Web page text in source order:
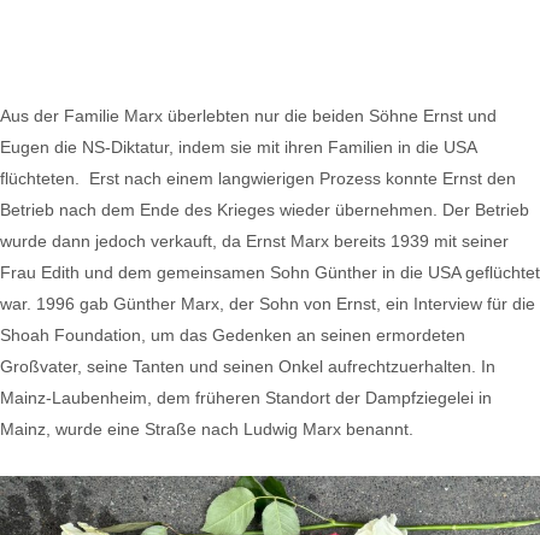
Aus der Familie Marx überlebten nur die beiden Söhne Ernst und
Eugen die NS-Diktatur, indem sie mit ihren Familien in die USA
flüchteten. Erst nach einem langwierigen Prozess konnte Ernst den
Betrieb nach dem Ende des Krieges wieder übernehmen. Der Betrieb
wurde dann jedoch verkauft, da Ernst Marx bereits 1939 mit seiner
Frau Edith und dem gemeinsamen Sohn Günther in die USA geflüchtet
war. 1996 gab Günther Marx, der Sohn von Ernst, ein Interview für die
Shoah Foundation, um das Gedenken an seinen ermordeten
Großvater, seine Tanten und seinen Onkel aufrechtzuerhalten. In
Mainz-Laubenheim, dem früheren Standort der Dampfziegelei in
Mainz, wurde eine Straße nach Ludwig Marx benannt.